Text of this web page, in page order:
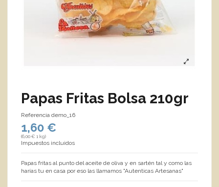
Papas Fritas Bolsa 210gr
Referencia demo_16
1,60 €
(6,00 € 1 kg)
Impuestos incluidos
Papas fritas al punto del aceite de oliva y en sartén tal y como las
harías tu en casa por eso las llamamos "Autenticas Artesanas"